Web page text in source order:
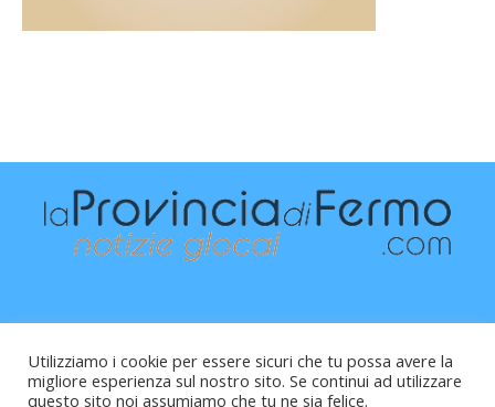
Utilizziamo i cookie per essere sicuri che tu possa avere la
migliore esperienza sul nostro sito. Se continui ad utilizzare
questo sito noi assumiamo che tu ne sia felice.